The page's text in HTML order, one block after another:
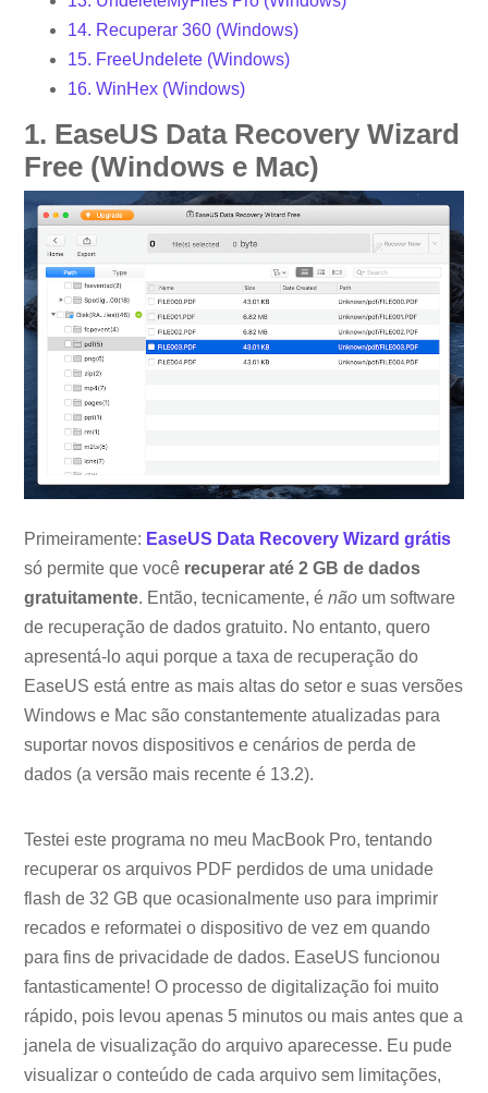
14. Recuperar 360 (Windows)
15. FreeUndelete (Windows)
16. WinHex (Windows)
1. EaseUS Data Recovery Wizard
Free (Windows e Mac)
Primeiramente: EaseUS Data Recovery Wizard grátis
só permite que você recuperar até 2 GB de dados
gratuitamente. Então, tecnicamente, énão um software
de recuperação de dados gratuito. No entanto, quero
apresentá-lo aqui porque a taxa de recuperação do
EaseUS está entre as mais altas do setor e suas versões
Windows e Mac são constantemente atualizadas para
suportar novos dispositivos e cenários de perda de
dados (a versão mais recente é 13.2).
Testei este programa no meu MacBook Pro, tentando
recuperar os arquivos PDF perdidos de uma unidade
flash de 32 GB que ocasionalmente uso para imprimir
recados e reformatei o dispositivo de vez em quando
para fins de privacidade de dados. EaseUS funcionou
fantasticamente! O processo de digitalização foi muito
rápido, pois levou apenas 5 minutos ou mais antes que a
janela de visualização do arquivo aparecesse. Eu pude
visualizar o conteúdo de cada arquivo sem limitações,